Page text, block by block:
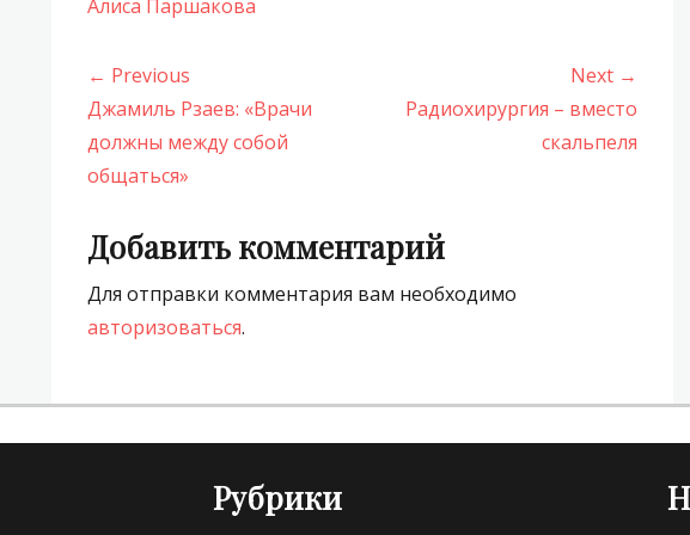
Алиса Паршакова
Навигация
по
записям
← Previous
Previous
post:
Джамиль Рзаев: «Врачи
должны между собой
общаться»
Next →
Радиохирургия – вместо
скальпеля
Добавить комментарий
Для отправки комментария вам необходимо
авторизоваться.
Рубрики